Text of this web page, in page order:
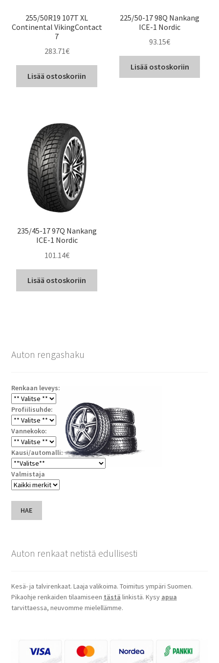
255/50R19 107T XL
Continental VikingContact
7
283.71€
Lisää ostoskoriin
225/50-17 98Q Nankang
ICE-1 Nordic
93.15€
Lisää ostoskoriin
235/45-17 97Q Nankang
ICE-1 Nordic
101.14€
Lisää ostoskoriin
Auton rengashaku
Renkaan leveys:
Profiilisuhde:
Vannekoko:
Kausi/automalli:
Valmistaja
HAE
Auton renkaat netistä edullisesti
Kesä- ja talvirenkaat. Laaja valikoima. Toimitus ympäri Suomen.
Pikaohje renkaiden tilaamiseen tästä linkistä. Kysy apua
tarvittaessa, neuvomme mielellämme.